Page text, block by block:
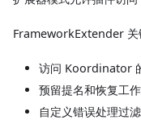
FrameworkExtender 关
访问 Koordinator
预留提名和恢复工
自定义错误处理过